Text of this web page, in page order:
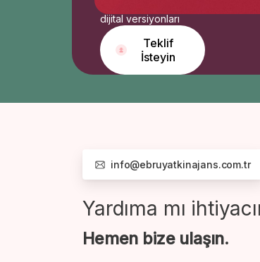
dijital versiyonları
Teklif
İsteyin
info@ebruyatkinajans.com.tr
Yardıma mı
Hemen bize ulaşın.